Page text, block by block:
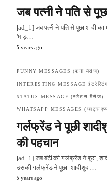
जब पत्नी ने पति से
[ad_1] जब पत्नी ने पति से पूछा शादी
'भाड़…
5 years ago
FUNNY MESSAGES (फनी मैसेज)
INTERESTING MESSAGE
STATUS MESSAGE (स्टेटस मैसेज)
WHATSAPP MESSAGES
गर्लफ्रेंड ने पूछी
की पहचान
[ad_1] जब बंटी की गर्लफ्रेंड ने पूछा,
उसकी गर्लफ्रेंड ने पूछा- शादीशुदा…
5 years ago